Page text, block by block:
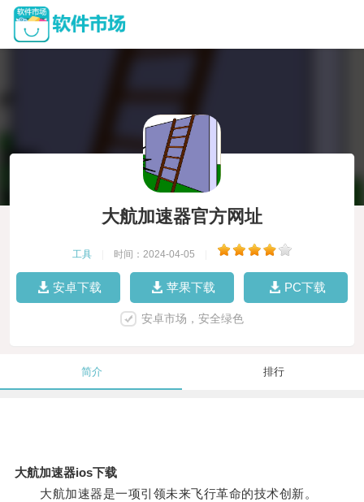
大航加速器官方网址
工具 时间：2024-04-05
安卓下载 苹果下载 PC下载
安卓市场，安全绿色
简介 排行
大航加速器ios下载
大航加速器是一项引领未来飞行革命的技术创新。